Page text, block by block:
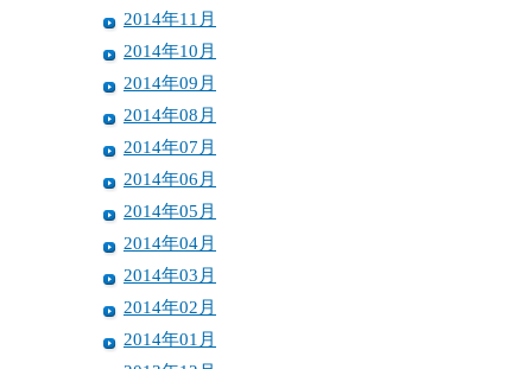
2014年11月
2014年10月
2014年09月
2014年08月
2014年07月
2014年06月
2014年05月
2014年04月
2014年03月
2014年02月
2014年01月